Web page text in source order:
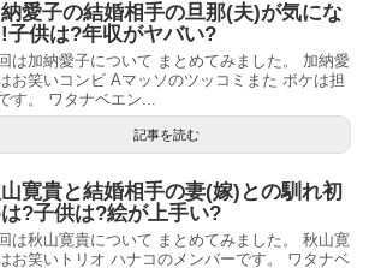
愛子の結婚相手の旦那(夫)が気にな
子供は?年収がヤバい?
は加納愛子について まとめてみました。 加納愛
お笑いコンビ Aマッソのツッコミまた ボケは担
す。 ワタナベエン...
記事を読む
寛貴と結婚相手の妻(嫁)との馴れ初
?子供は?絵が上手い?
は秋山寛貴について まとめてみました。 秋山寛
お笑いトリオ ハナコのメンバーです。 ワタナベ